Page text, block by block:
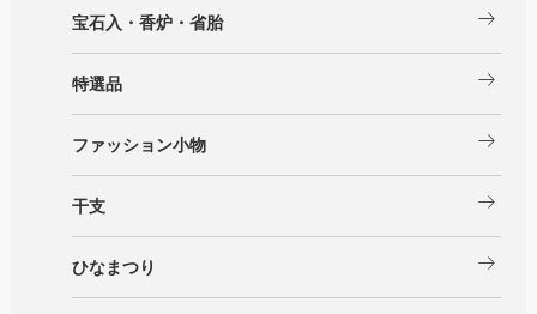
宝石入・香炉・省胎 arrow_right_alt
特選品 arrow_right_alt
ファッション小物 arrow_right_alt
干支 arrow_right_alt
ひなまつり arrow_right_alt